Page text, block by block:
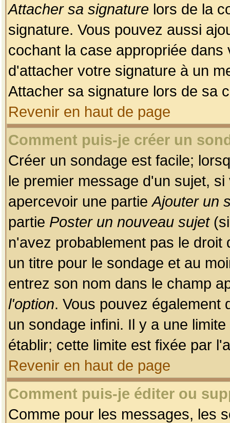
Attacher sa signature lors de la
signature. Vous pouvez aussi
cochant la case appropriée
d'attacher votre signature à un
Attacher sa signature lors de sa
Revenir en haut de page
Comment puis-je créer un
Créer un sondage est facile;
le premier message d'un sujet,
apercevoir une partieAjouter un
partie Poster un nouveau sujet(si
n'avez probablement pas le
un titre pour le sondage et au
entrez son nom dans le champ
l'option. Vous pouvez également
un sondage infini. Il y a une
établir; cette limite est fixée par
Revenir en haut de page
Comment puis-je éditer ou
Comme pour les messages, les